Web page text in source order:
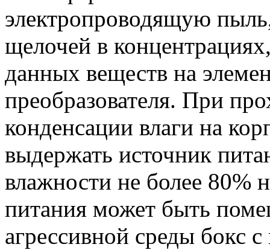
электропроводящую
щелочей в
данных веществ на
преобразователя. При
конденсации влаги на
выдержать источник
влажности не более 80%
питания может быть
агрессивной среды бокс